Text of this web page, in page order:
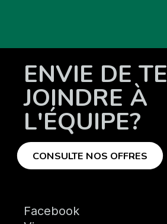
ENVIE DE TE
JOINDRE À
L'ÉQUIPE?
CONSULTE NOS OFFRES
Facebook